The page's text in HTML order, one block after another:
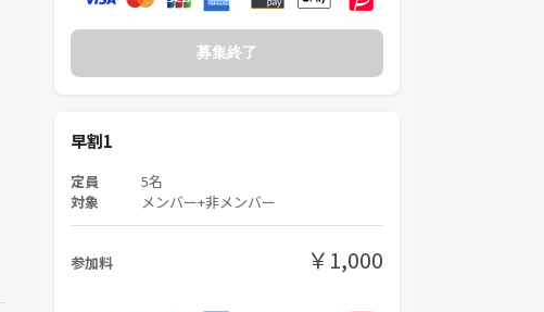
募集終了
早割1
定員 5名
対象
メンバー+非メンバー
参加料 ￥1,000